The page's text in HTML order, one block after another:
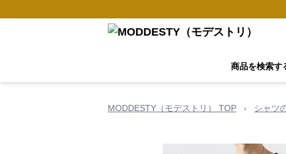
商品を検索す
MODDESTY（モデストリ） TOP › シャツ